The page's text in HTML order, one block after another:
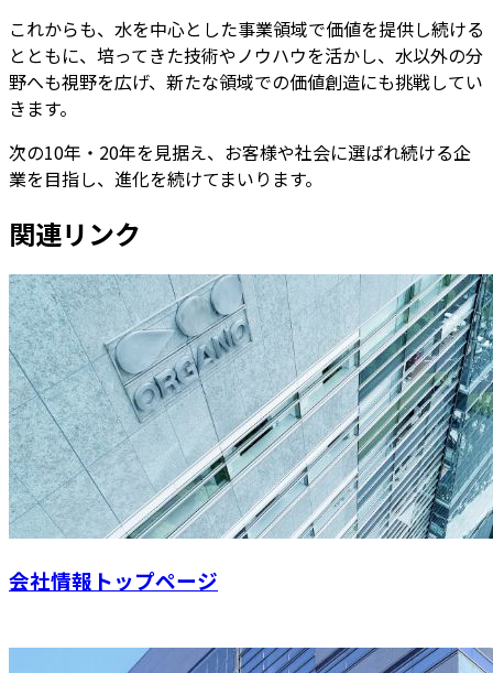
これからも、水を中心とした事業領域で価値を提供し続ける
とともに、培ってきた技術やノウハウを活かし、水以外の分
野へも視野を広げ、新たな領域での価値創造にも挑戦してい
きます。
次の10年・20年を見据え、お客様や社会に選ばれ続ける企
業を目指し、進化を続けてまいります。
関連リンク
会社情報トップページ